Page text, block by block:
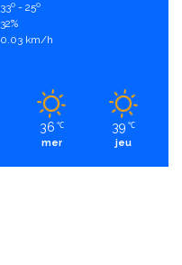
33º - 25º
32%
0.03 km/h
36 ℃
mer
39 ℃
jeu